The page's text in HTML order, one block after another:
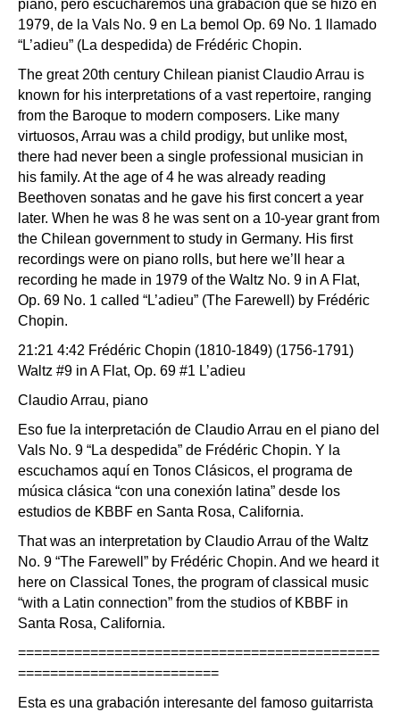
piano, pero escucharemos una grabación que se hizo en
1979, de la Vals No. 9 en La bemol Op. 69 No. 1 llamado
“L’adieu” (La despedida) de Frédéric Chopin.
The great 20th century Chilean pianist Claudio Arrau is
known for his interpretations of a vast repertoire, ranging
from the Baroque to modern composers. Like many
virtuosos, Arrau was a child prodigy, but unlike most,
there had never been a single professional musician in
his family. At the age of 4 he was already reading
Beethoven sonatas and he gave his first concert a year
later. When he was 8 he was sent on a 10-year grant from
the Chilean government to study in Germany. His first
recordings were on piano rolls, but here we’ll hear a
recording he made in 1979 of the Waltz No. 9 in A Flat,
Op. 69 No. 1 called “L’adieu” (The Farewell) by Frédéric
Chopin.
21:21 4:42 Frédéric Chopin (1810-1849) (1756-1791)
Waltz #9 in A Flat, Op. 69 #1 L’adieu
Claudio Arrau, piano
Eso fue la interpretación de Claudio Arrau en el piano del
Vals No. 9 “La despedida” de Frédéric Chopin. Y la
escuchamos aquí en Tonos Clásicos, el programa de
música clásica “con una conexión latina” desde los
estudios de KBBF en Santa Rosa, California.
That was an interpretation by Claudio Arrau of the Waltz
No. 9 “The Farewell” by Frédéric Chopin. And we heard it
here on Classical Tones, the program of classical music
“with a Latin connection” from the studios of KBBF in
Santa Rosa, California.
=============================================
=========================
Esta es una grabación interesante del famoso guitarrista